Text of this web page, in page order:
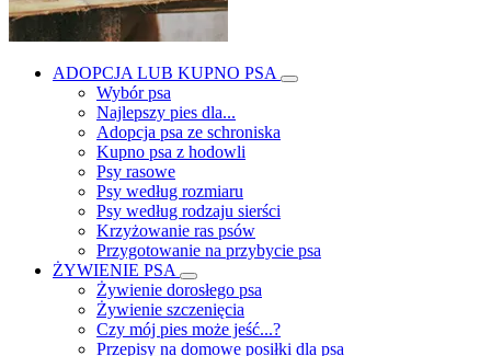
ADOPCJA LUB KUPNO PSA
Wybór psa
Najlepszy pies dla...
Adopcja psa ze schroniska
Kupno psa z hodowli
Psy rasowe
Psy według rozmiaru
Psy według rodzaju sierści
Krzyżowanie ras psów
Przygotowanie na przybycie psa
ŻYWIENIE PSA
Żywienie dorosłego psa
Żywienie szczenięcia
Czy mój pies może jeść...?
Przepisy na domowe posiłki dla psa